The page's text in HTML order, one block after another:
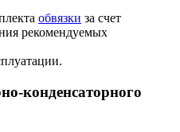
обвязки за счет
рекомендуемых
конденсаторного